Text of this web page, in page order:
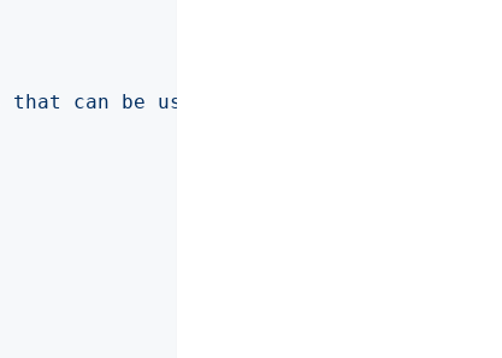
can be used for memory management"